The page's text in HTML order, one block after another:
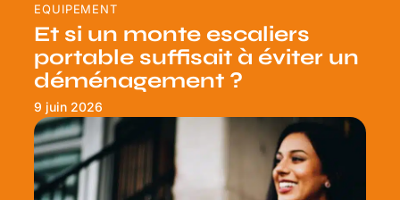
EQUIPEMENT
Et si un monte escaliers
portable suffisait à éviter un
déménagement ?
9 juin 2026